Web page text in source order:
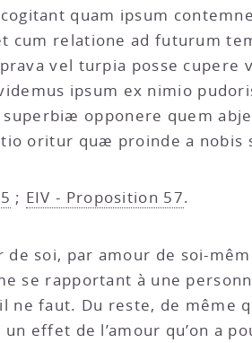
quam ipsum
relatione ad futurum
vel turpia posse cupere
ipsum ex nimio
opponere quem
oritur quæ proinde a nobis
; EIV - Proposition 57.
de soi, par amour de soi-
se rapportant à une
ne faut. Du reste, de même
un effet de l’amour qu’on a